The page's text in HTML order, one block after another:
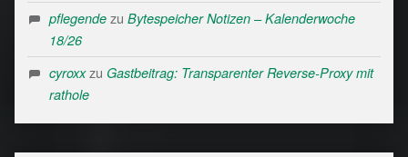
pflegendezu Bytespeicher Notizen – Kalenderwoche
18/26
cyroxxzu Gastbeitrag: Transparenter Reverse-Proxy mit
rathole